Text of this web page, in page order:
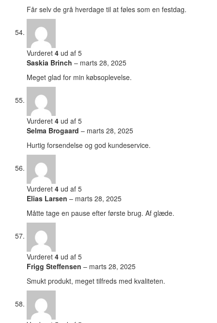
Får selv de grå hverdage til at føles som en festdag.
Vurderet 4 ud af 5
Saskia Brinch – marts 28, 2025
Meget glad for min købsoplevelse.
Vurderet 4 ud af 5
Selma Brogaard – marts 28, 2025
Hurtig forsendelse og god kundeservice.
Vurderet 4 ud af 5
Elias Larsen – marts 28, 2025
Måtte tage en pause efter første brug. Af glæde.
Vurderet 4 ud af 5
Frigg Steffensen – marts 28, 2025
Smukt produkt, meget tilfreds med kvaliteten.